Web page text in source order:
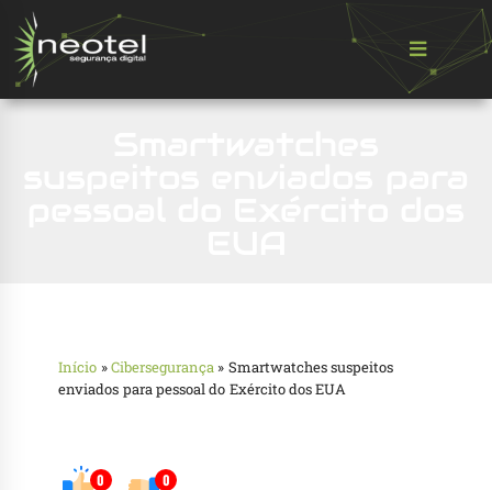
Início »Cibersegurança » Smartwatches suspeitos
enviados para pessoal do Exército dos EUA
0 0